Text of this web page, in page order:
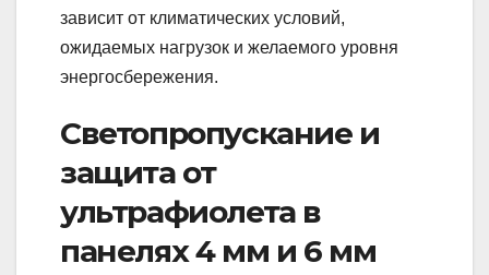
зависит от климатических условий,
ожидаемых нагрузок и желаемого уровня
энергосбережения.
Светопропускание и
защита от
ультрафиолета в
панелях 4 мм и 6 мм